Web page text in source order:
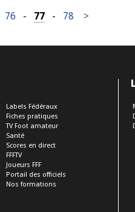
76 - 77 - 78 >
Labels Fédéraux
Fiches pratiques
TV Foot amateur
Santé
Scores en direct
FFFTV
Joueurs FFF
Portail des officiels
Nos formations